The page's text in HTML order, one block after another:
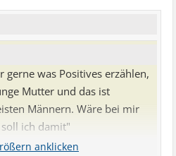
was Positives erzählen,
Mutter und das ist
Männern. Wäre bei mir
ich damit"